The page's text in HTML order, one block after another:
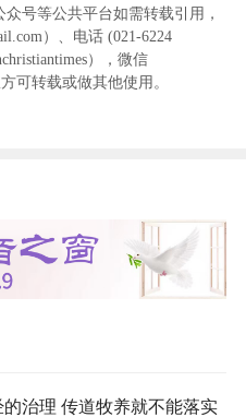
号等公共平台如需转载引用，
）、电话 (021-6224
），微信
可转载或做其他使用。
治理 传道牧养就不能落实